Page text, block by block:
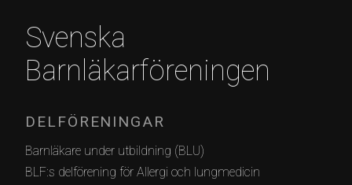
Svenska
Barnläkarföreningen
DELFÖRENINGAR
Barnläkare under utbildning (BLU)
BLF:s delförening för Allergi och lungmedicin